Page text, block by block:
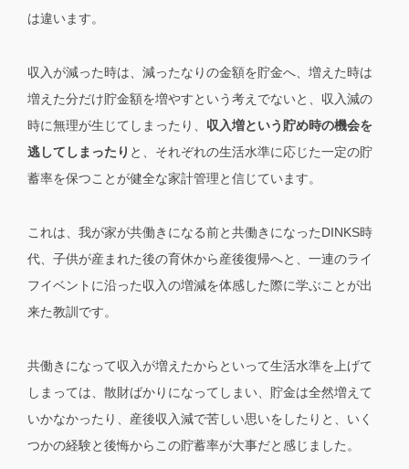
は違います。
収入が減った時は、減ったなりの金額を貯金へ、増えた時は
増えた分だけ貯金額を増やすという考えでないと、収入減の
時に無理が生じてしまったり、 収入増という貯め時の機会を
逃してしまったり と、それぞれの生活水準に応じた一定の貯
蓄率を保つことが健全な家計管理と信じています。
これは、我が家が共働きになる前と共働きになったDINKS時
代、子供が産まれた後の育休から産後復帰へと、一連のライ
フイベントに沿った収入の増減を体感した際に学ぶことが出
来た教訓です。
共働きになって収入が増えたからといって生活水準を上げて
しまっては、散財ばかりになってしまい、貯金は全然増えて
いかなかったり、産後収入減で苦しい思いをしたりと、いく
つかの経験と後悔からこの貯蓄率が大事だと感じました。